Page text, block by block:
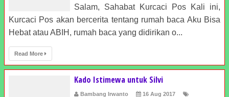
Salam, Sahabat Kurcaci Pos Kali ini,
Kurcaci Pos akan bercerita tentang rumah baca Aku Bisa
Hebat atau ABIH, rumah baca yang didirikan o...
Read More
Kado Istimewa untuk Silvi
Bambang Irwanto
16 Aug 2017